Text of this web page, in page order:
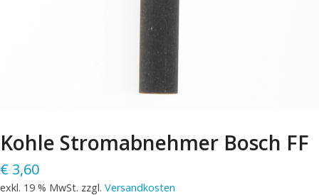
Kohle Stromabnehmer Bosch FF
€ 3,60
exkl. 19 % MwSt. zzgl. Versandkosten